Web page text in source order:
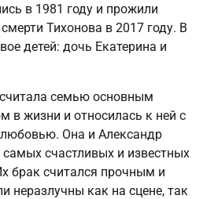
в 1981 году и прожили
Тихонова в 2017 году. В
детей: дочь Екатерина и
семью основным
в жизни и относилась к ней с
Она и Александр
счастливых и известных
брак считался прочным и
неразлучны как на сцене, так